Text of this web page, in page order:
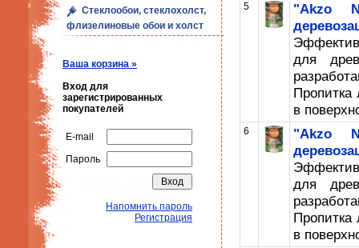
Стеклообои, стеклохолст,
флизелиновые обои и холст
Ваша корзина »
Вход для
зарегистрированных
покупателей
E-mail
Пароль
Напомнить пароль
Регистрация
5
"Akzo
для
Пропитка
в
6
"Akzo
для
Пропитка
в